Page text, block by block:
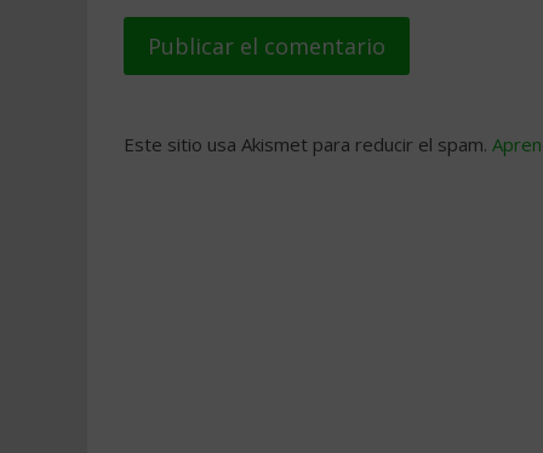
Este sitio usa Akismet para reducir el spam.